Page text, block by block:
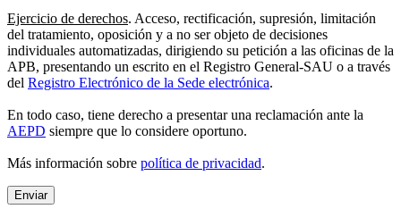
Ejercicio de derechos. Acceso, rectificación, supresión, limitación
del tratamiento, oposición y a no ser objeto de decisiones
individuales automatizadas, dirigiendo su petición a las oficinas de la
APB, presentando un escrito en el Registro General-SAU o a través
del Registro Electrónico de la Sede electrónica.
En todo caso, tiene derecho a presentar una reclamación ante la
AEPD siempre que lo considere oportuno.
Más información sobre política de privacidad.